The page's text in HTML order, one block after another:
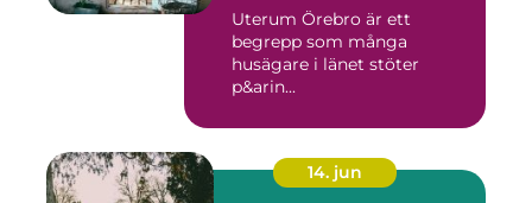
Uterum Örebro är ett
begrepp som många
husägare i länet stöter
p&arin...
14. jun